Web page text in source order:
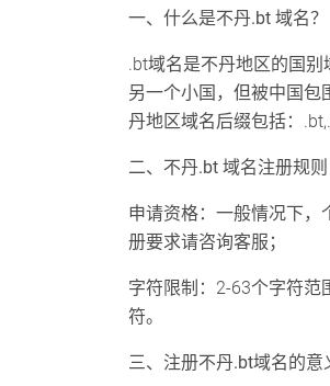
一、什么是不丹.bt 域名？
.bt域名是不丹地区的国
另一个小国，但被中国包
丹地区域名后缀包括：
二、不丹.bt 域名注册规则
申请资格：一般情况下，
册要求请咨询客服；
字符限制：2-63个字符范
符。
三、注册不丹.bt域名的意